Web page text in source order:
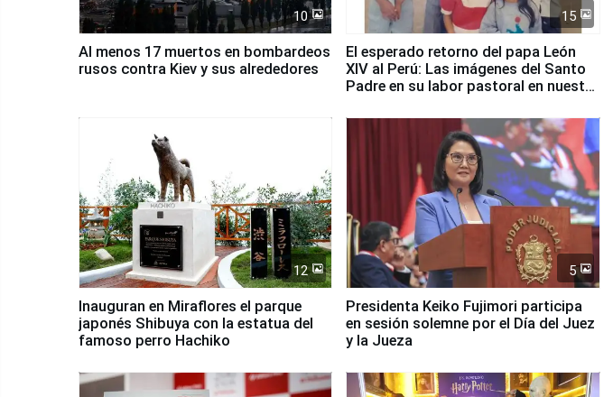
10
Al menos 17 muertos en bombardeos
rusos contra Kiev y sus alrededores
15
El esperado retorno del papa León
XIV al Perú: Las imágenes del Santo
Padre en su labor pastoral en nuestro
12
Inauguran en Miraflores el parque
japonés Shibuya con la estatua del
famoso perro Hachiko
5
Presidenta Keiko Fujimori participa
en sesión solemne por el Día del Juez
y la Jueza